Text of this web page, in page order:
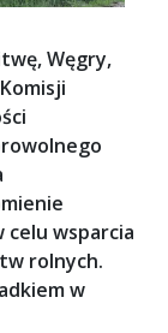
Węgry,
wsparcia
rolnych.
w